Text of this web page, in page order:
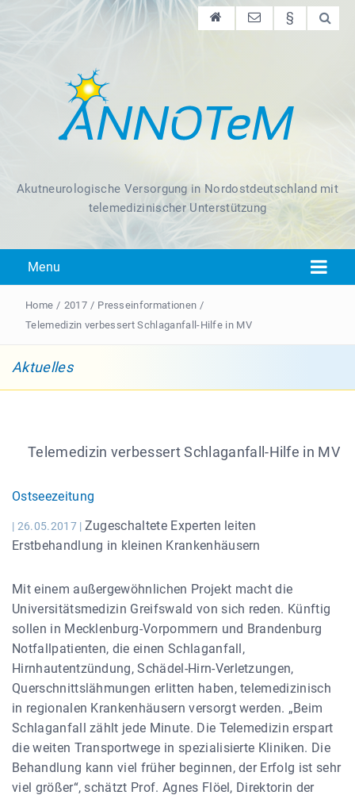
§
Akutneurologische Versorgung in Nordostdeutschland mit
telemedizinischer Unterstützung
Menu
Home / 2017 / Presseinformationen /
Telemedizin verbessert Schlaganfall-Hilfe in MV
Aktuelles
Telemedizin verbessert Schlaganfall-Hilfe in MV
Ostseezeitung
| 26.05.2017 | Zugeschaltete Experten leiten
Erstbehandlung in kleinen Krankenhäusern
Mit einem außergewöhnlichen Projekt macht die
Universitätsmedizin Greifswald von sich reden. Künftig
sollen in Mecklenburg-Vorpommern und Brandenburg
Notfallpatienten, die einen Schlaganfall,
Hirnhautentzündung, Schädel-Hirn-Verletzungen,
Querschnittslähmungen erlitten haben, telemedizinisch
in regionalen Krankenhäusern versorgt werden. „Beim
Schlaganfall zählt jede Minute. Die Telemedizin erspart
die weiten Transportwege in spezialisierte Kliniken. Die
Behandlung kann viel früher beginnen, der Erfolg ist sehr
viel größer“, schätzt Prof. Agnes Flöel, Direktorin der